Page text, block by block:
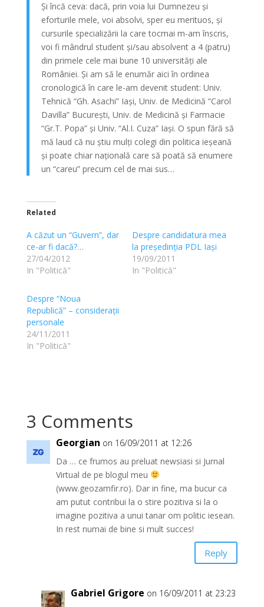
Și încă ceva: dacă, prin voia lui Dumnezeu și
eforturile mele, voi absolvi, sper eu merituos, și
cursurile specializării la care tocmai m-am înscris,
voi fi mândrul student și/sau absolvent a 4 (patru)
din primele cele mai bune 10 universități ale
României. Și am să le enumăr aici în ordinea
cronologică în care le-am devenit student: Univ.
Tehnică “Gh. Asachi” Iași, Univ. de Medicină “Carol
Davilla” București, Univ. de Medicină și Farmacie
“Gr.T. Popa” și Univ. “Al.I. Cuza” Iași. O spun fără să
mă laud că nu știu mulți colegi din politica ieșeană
și poate chiar națională care să poată să enumere
un “careu” precum cel de mai sus…
Related
A căzut un “Guvern”, dar
ce-ar fi dacă?…
27/04/2012
In "Politică"
Despre candidatura mea
la președinția PDL Iași
19/09/2011
In "Politică"
Despre “Noua
Republică” – considerații
personale
24/11/2011
In "Politică"
3 Comments
Georgian on 16/09/2011 at 12:26
Da … ce frumos au preluat newsiasi si Jurnal
Virtual de pe blogul meu
(www.geozamfir.ro). Dar in fine, ma bucur ca
am putut contribui la o stire pozitiva si la o
imagine pozitiva a unui tanar om politic iesean.
In rest numai de bine si mult succes!
Reply
Gabriel Grigore on 16/09/2011 at 23:23